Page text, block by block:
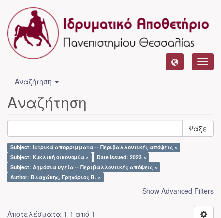
Αναζήτηση
Αναζήτηση
Ψάξε
Subject: Ιατρικά απορρίμματα -- Περιβαλλοντικές απόψεις ×
Subject: Κυκλική οικονομία ×
Date issued: 2023 ×
Subject: Δημόσια υγεία -- Περιβαλλοντικές απόψεις ×
Author: Βλαχάκης, Γρηγόριος Β. ×
Show Advanced Filters
Αποτελέσματα 1-1 από 1